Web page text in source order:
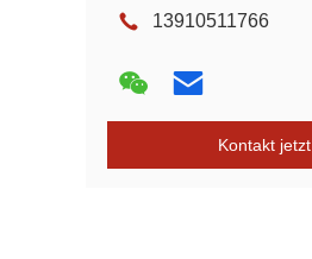
13910511766
Kontakt jetzt